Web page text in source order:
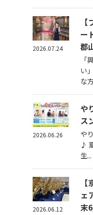
ー
郡
「
い
な
2026.07.24
や
ス
や
♪
生...
2026.06.26
ェ
末
2026.06.12